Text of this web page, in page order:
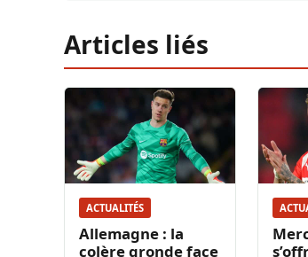
Articles liés
ACTUALITÉS
Allemagne : la
colère gronde face